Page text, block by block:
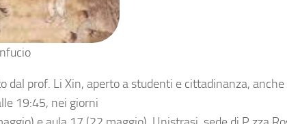
dal prof. Li Xin, aperto a studenti e cittadinanza,
19:45, nei giorni